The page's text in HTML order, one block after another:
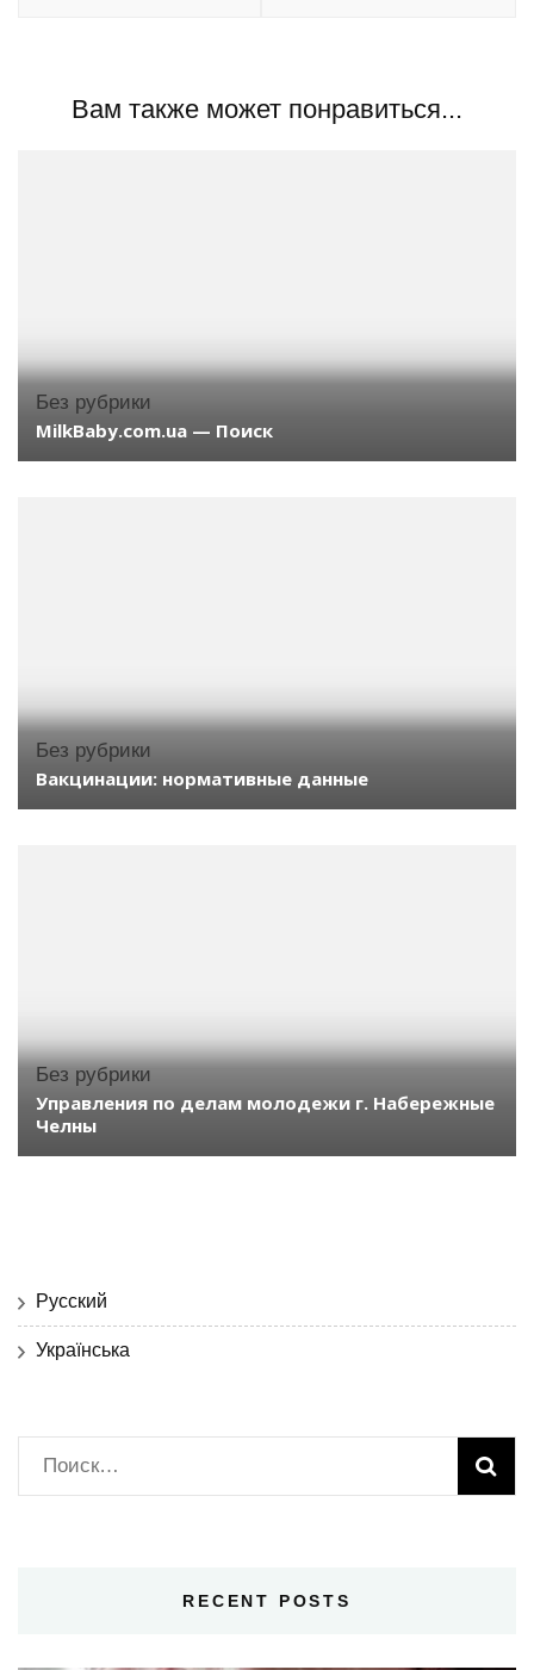
Вам также может понравиться...
Без рубрики
MilkBaby.com.ua — Поиск
Без рубрики
Вакцинации: нормативные данные
Без рубрики
Управления по делам молодежи г. Набережные
Челны
Русский
Українська
Найти:
RECENT POSTS